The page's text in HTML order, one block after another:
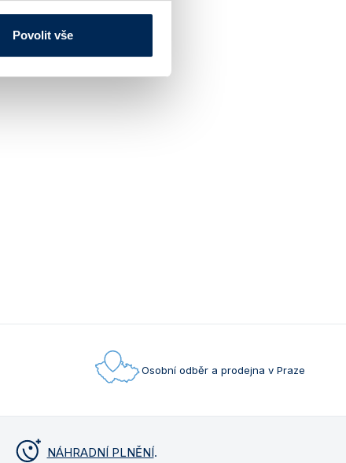
Povolit vše
Osobní odběr a prodejna v Praze
NÁHRADNÍ PLNĚNÍ.